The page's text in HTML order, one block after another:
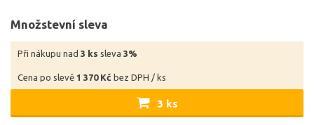
Množstevní sleva
Při nákupu nad 3 ks sleva 3%
Cena po slevě 1 370 Kč bez DPH / ks
3 ks